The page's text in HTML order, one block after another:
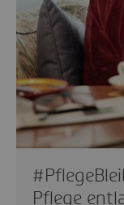
Pflege